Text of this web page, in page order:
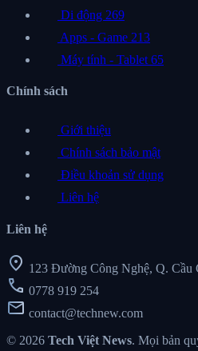
Di động 269
Apps - Game 213
Máy tính - Tablet 65
Chính sách
Giới thiệu
Chính sách bảo mật
Điều khoản sử dụng
Liên hệ
Liên hệ
location_on 123 Đường Công Nghệ, Q. Cầu
call 0778 919 254
mail contact@technew.com
© 2026 Tech Việt News. Mọi bản